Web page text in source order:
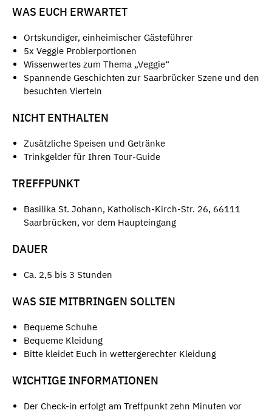
WAS EUCH ERWARTET
Ortskundiger, einheimischer Gästeführer
5x Veggie Probierportionen
Wissenwertes zum Thema „Veggie“
Spannende Geschichten zur Saarbrücker Szene und den
besuchten Vierteln
NICHT ENTHALTEN
Zusätzliche Speisen und Getränke
Trinkgelder für Ihren Tour-Guide
TREFFPUNKT
Basilika St. Johann, Katholisch-Kirch-Str. 26, 66111
Saarbrücken, vor dem Haupteingang
DAUER
Ca. 2,5 bis 3 Stunden
WAS SIE MITBRINGEN SOLLTEN
Bequeme Schuhe
Bequeme Kleidung
Bitte kleidet Euch in wettergerechter Kleidung
WICHTIGE INFORMATIONEN
Der Check-in erfolgt am Treffpunkt zehn Minuten vor